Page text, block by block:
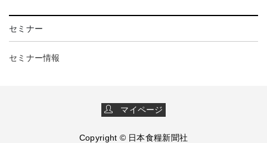
セミナー
セミナー情報
マイページ
Copyright © 日本食糧新聞社